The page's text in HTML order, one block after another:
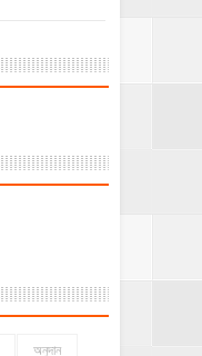
অনুদান